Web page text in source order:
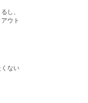
し、
ウト
ない